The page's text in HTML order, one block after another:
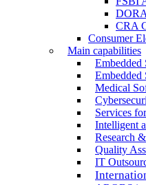
CRA
Consumer
Main capabilities
Embedded
Embedded
Medical
Services
Intelligent
Research
Quality
IT